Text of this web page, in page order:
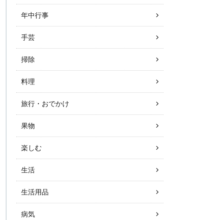
年中行事
手芸
掃除
料理
旅行・おでかけ
果物
楽しむ
生活
生活用品
病気